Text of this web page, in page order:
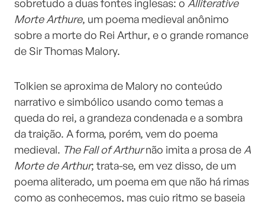
sobretudo a duas fontes inglesas: o Alliterative
Morte Arthure, um poema medieval anônimo
sobre a morte do Rei Arthur, e o grande romance
de Sir Thomas Malory.
Tolkien se aproxima de Malory no conteúdo
narrativo e simbólico usando como temas a
queda do rei, a grandeza condenada e a sombra
da traição. A forma, porém, vem do poema
medieval. The Fall of Arthurnão imita a prosa de A
Morte de Arthur; trata-se, em vez disso, de um
poema aliterado, um poema em que não há rimas
como as conhecemos, mas cujo ritmo se baseia